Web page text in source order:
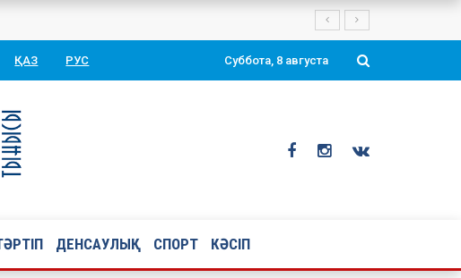
ҚАЗ РУС Суббота, 8 августа
ДЕНСАУЛЫҚ СПОРТ КӘСІП